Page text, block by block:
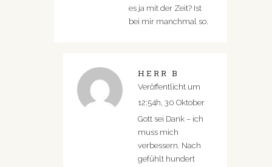
es ja mit der Zeit? Ist
bei mir manchmal so.
HERR B
Veröffentlicht um
12:54h, 30 Oktober
Gott sei Dank – ich
muss mich
verbessern. Nach
gefühlt hundert